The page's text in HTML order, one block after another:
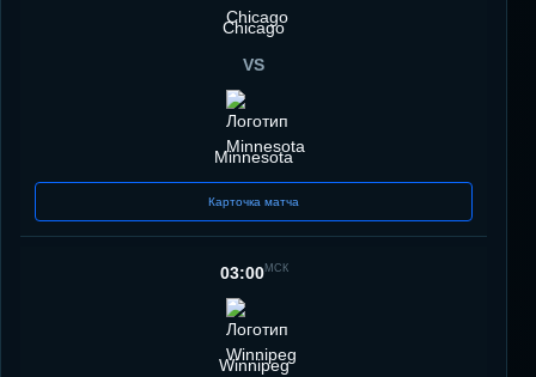
Chicago
VS
Minnesota
Карточка матча
03:00МСК
Winnipeg